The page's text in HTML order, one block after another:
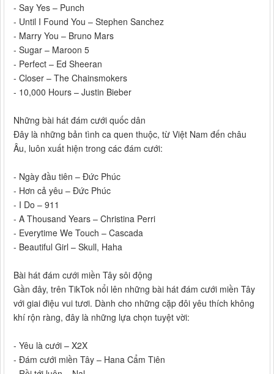
- Say Yes – Punch
- Until I Found You – Stephen Sanchez
- Marry You – Bruno Mars
- Sugar – Maroon 5
- Perfect – Ed Sheeran
- Closer – The Chainsmokers
- 10,000 Hours – Justin Bieber
Những bài hát đám cưới quốc dân
Đây là những bản tình ca quen thuộc, từ Việt Nam đến châu
Âu, luôn xuất hiện trong các đám cưới:
- Ngày đầu tiên – Đức Phúc
- Hơn cả yêu – Đức Phúc
- I Do – 911
- A Thousand Years – Christina Perri
- Everytime We Touch – Cascada
- Beautiful Girl – Skull, Haha
Bài hát đám cưới miền Tây sôi động
Gần đây, trên TikTok nổi lên những bài hát đám cưới miền Tây
với giai điệu vui tươi. Dành cho những cặp đôi yêu thích không
khí rộn ràng, đây là những lựa chọn tuyệt vời:
- Yêu là cưới – X2X
- Đám cưới miền Tây – Hana Cẩm Tiên